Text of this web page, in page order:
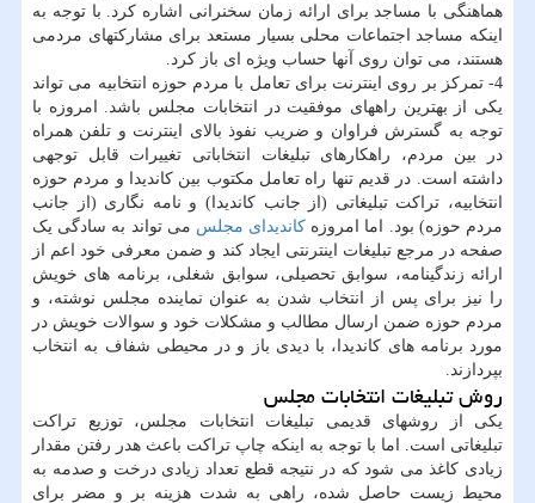
هماهنگی با مساجد برای ارائه زمان سخنرانی اشاره کرد. با توجه به
اینکه مساجد اجتماعات محلی بسیار مستعد برای مشارکتهای مردمی
هستند، می توان روی آنها حساب ویژه ای باز کرد.
4- تمرکز بر روی اینترنت برای تعامل با مردم حوزه انتخابیه می تواند
یکی از بهترین راههای موفقیت در انتخابات مجلس باشد. امروزه با
توجه به گسترش فراوان و ضریب نفوذ بالای اینترنت و تلفن همراه
در بین مردم، راهکارهای تبلیغات انتخاباتی تغییرات قابل توجهی
داشته است. در قدیم تنها راه تعامل مکتوب بین کاندیدا و مردم حوزه
انتخابیه، تراکت تبلیغاتی (از جانب کاندیدا) و نامه نگاری (از جانب
مردم حوزه) بود. اما امروزه کاندیدای مجلس می تواند به سادگی یک
صفحه در مرجع تبلیغات اینترنتی ایجاد کند و ضمن معرفی خود اعم از
ارائه زندگینامه، سوابق تحصیلی، سوابق شغلی، برنامه های خویش
را نیز برای پس از انتخاب شدن به عنوان نماینده مجلس نوشته، و
مردم حوزه ضمن ارسال مطالب و مشکلات خود و سوالات خویش در
مورد برنامه های کاندیدا، با دیدی باز و در محیطی شفاف به انتخاب
بپردازند.
روش تبلیغات انتخابات مجلس
یکی از روشهای قدیمی تبلیغات انتخابات مجلس، توزیع تراکت
تبلیغاتی است. اما با توجه به اینکه چاپ تراکت باعث هدر رفتن مقدار
زیادی کاغذ می شود که در نتیجه قطع تعداد زیادی درخت و صدمه به
محیط زیست حاصل شده، راهی به شدت هزینه بر و مضر برای